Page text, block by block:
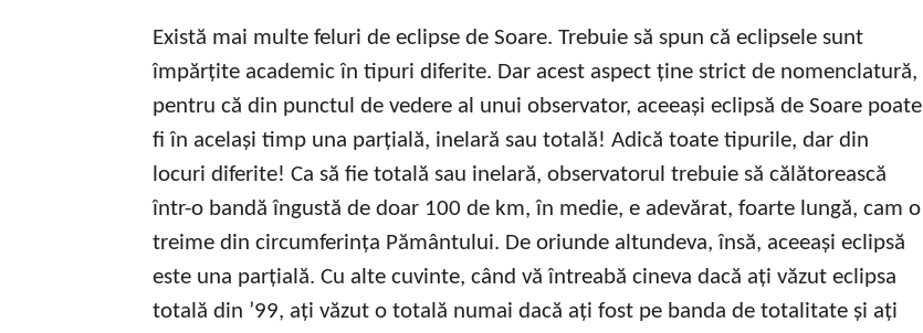
Există mai multe feluri de eclipse de Soare. Trebuie să spun că eclipsele sunt
împărțite academic în tipuri diferite. Dar acest aspect ține strict de nomenclatură,
pentru că din punctul de vedere al unui observator, aceeași eclipsă de Soare poate
fi în același timp una parțială, inelară sau totală! Adică toate tipurile, dar din
locuri diferite! Ca să fie totală sau inelară, observatorul trebuie să călătorească
într-o bandă îngustă de doar 100 de km, în medie, e adevărat, foarte lungă, cam o
treime din circumferința Pământului. De oriunde altundeva, însă, aceeași eclipsă
este una parțială. Cu alte cuvinte, când vă întreabă cineva dacă ați văzut eclipsa
totală din ’99, ați văzut o totală numai dacă ați fost pe banda de totalitate și ați